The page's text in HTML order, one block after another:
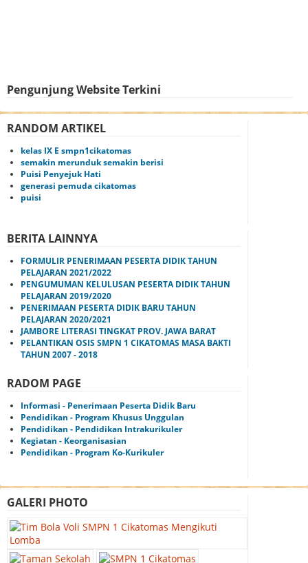
Pengunjung Website Terkini
RANDOM ARTIKEL
kelas IX E smpn1cikatomas
semakin merunduk semakin berisi
Puisi Penyejuk Hati
generasi pemuda cikatomas
puisi
BERITA LAINNYA
FORMULIR PENERIMAAN PESERTA DIDIK TAHUN
PELAJARAN 2021/2022
PENGUMUMAN KELULUSAN PESERTA DIDIK TAHUN
PELAJARAN 2019/2020
PENERIMAAN PESERTA DIDIK BARU TAHUN
PELAJARAN 2020/2021
JAMBORE LITERASI TINGKAT PROV. JAWA BARAT
PELANTIKAN OSIS SMPN 1 CIKATOMAS MASA BAKTI
TAHUN 2007 - 2018
RADOM PAGE
Informasi - Penerimaan Peserta Didik Baru
Pendidikan - Program Khusus Unggulan
Pendidikan - Pendidikan Intrakurikuler
Kegiatan - Keorganisasian
Pendidikan - Program Ko-Kurikuler
GALERI PHOTO